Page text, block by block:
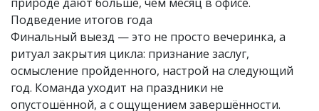
Подведение итогов года
Финальный выезд — это не просто вечеринка, а
ритуал закрытия цикла: признание заслуг,
осмысление пройденного, настрой на следующий
год. Команда уходит на праздники не
опустошённой, а с ощущением завершённости.